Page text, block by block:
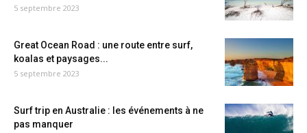
5 septembre 2023
Great Ocean Road : une route entre surf,
koalas et paysages...
5 septembre 2023
Surf trip en Australie : les événements à ne
pas manquer